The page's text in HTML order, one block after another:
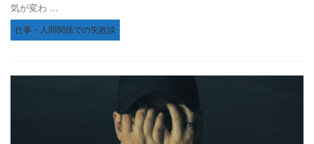
気が変わ ...
仕事・人間関係での失敗談